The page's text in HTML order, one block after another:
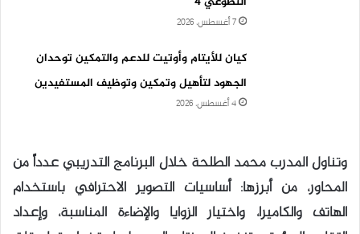
7 أغسطس، 2026
كيان للأيتام وأوتيت للدعم والتمكين توحدان
الجهود لتأهيل وتمكين وتوظيف المستفيدين
4 أغسطس، 2026
وتناول المدرب محمد الطلحة خلال البرنامج التدريبي عدداً من
المحاور، من أبرزها: أساسيات التصوير الاحترافي باستخدام
الهاتف والكاميرا، واختيار الزوايا والإضاءة المناسبة، وإعداد